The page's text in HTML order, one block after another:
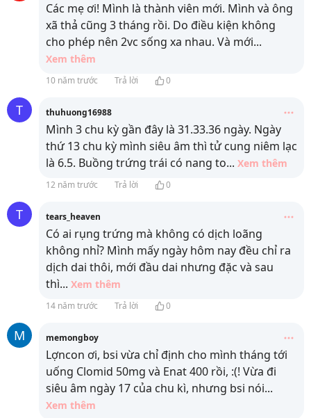
Các mẹ ơi! Mình là thành viên mới. Mình và ông
xã thả cũng 3 tháng rồi. Do điều kiện không
cho phép nên 2vc sống xa nhau. Và mới...
Xem thêm
10 năm trước Trả lời 0
T thuhuong16988
Mình 3 chu kỳ gần đây là 31.33.36 ngày. Ngày
thứ 13 chu kỳ mình siêu âm thì tử cung niêm lạc
là 6.5. Buồng trứng trái có nang to... Xem thêm
12 năm trước Trả lời 0
T tears_heaven
Có ai rụng trứng mà không có dịch loãng
không nhỉ? Mình mấy ngày hôm nay đều chỉ ra
dịch dai thôi, mới đầu dai nhưng đặc và sau
thì... Xem thêm
14 năm trước Trả lời 0
M memongboy
Lợncon ơi, bsi vừa chỉ định cho mình tháng tới
uống Clomid 50mg và Enat 400 rồi, :(! Vừa đi
siêu âm ngày 17 của chu kì, nhưng bsi nói...
Xem thêm